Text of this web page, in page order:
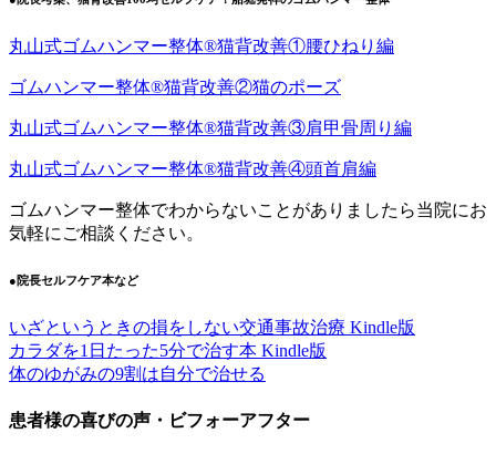
丸山式ゴムハンマー整体®︎猫背改善①腰ひねり編
ゴムハンマー整体®︎猫背改善②猫のポーズ
丸山式ゴムハンマー整体®︎猫背改善③肩甲骨周り編
丸山式ゴムハンマー整体®︎猫背改善④頭首肩編
ゴムハンマー整体でわからないことがありましたら当院にお
気軽にご相談ください。
●院長セルフケア本など
いざというときの損をしない交通事故治療 Kindle版
カラダを1日たった5分で治す本 Kindle版
体のゆがみの9割は自分で治せる
患者様の喜びの声・ビフォーアフター